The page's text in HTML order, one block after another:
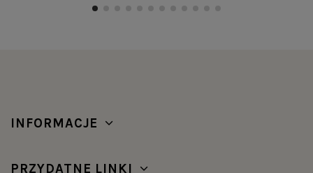
INFORMACJE
PRZYDATNE LINKI